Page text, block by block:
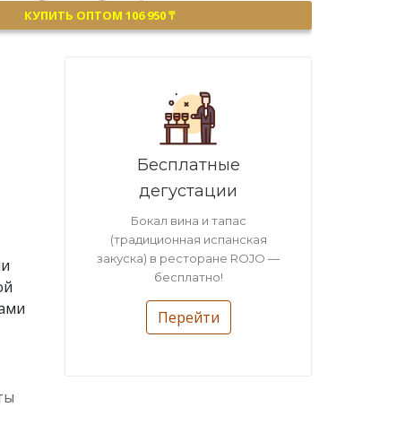
КУПИТЬ ОПТОМ 106 950 ₸
Бесплатные
дегустации
Бокал вина и тапас
(традиционная испанская
закуска) в ресторане ROJO —
бесплатно!
Перейти